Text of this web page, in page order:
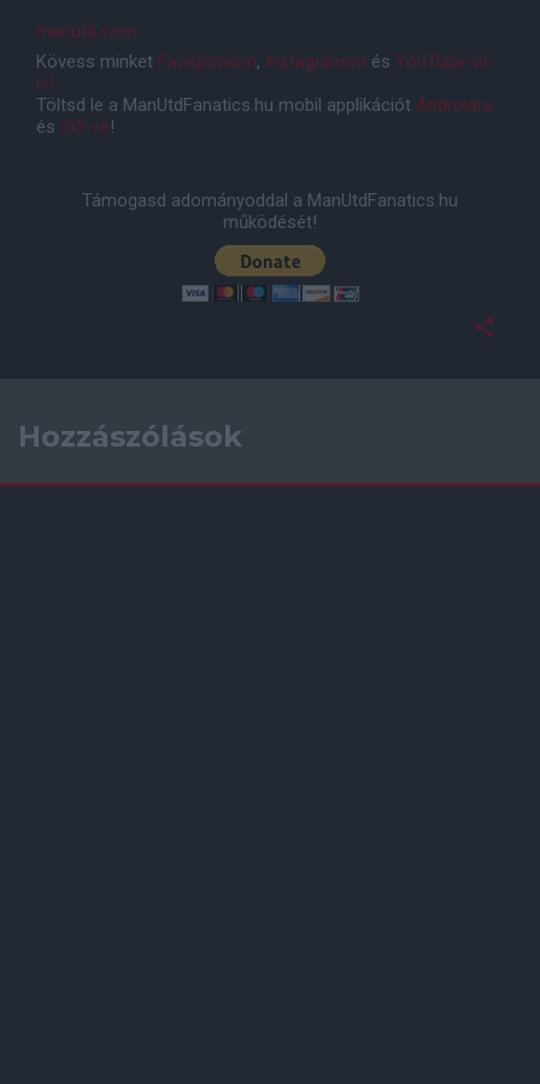
manutd.com
Kövess minket Facebookon, Instagramon és YouTube-on
is!
Töltsd le a ManUtdFanatics.hu mobil applikációt Androidra
és iOS-re!
Támogasd adományoddal a ManUtdFanatics.hu
működését!
Hozzászólások